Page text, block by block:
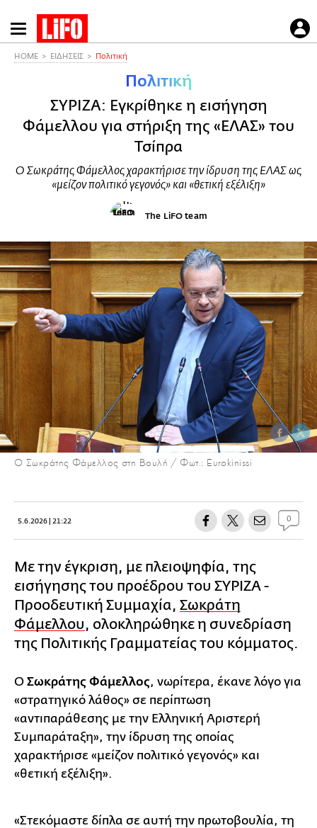
Παράκαμψη
προς
HOME ΕΙΔΗΣΕΙΣ Πολιτική
Πολιτική
ΣΥΡΙΖΑ: Εγκρίθηκε η εισήγηση
Φάμελλου για στήριξη της «ΕΛΑΣ» του
Τσίπρα
Ο Σωκράτης Φάμελλος χαρακτήρισε την ίδρυση της ΕΛΑΣ ως
«μείζον πολιτικό γεγονός» και «θετική εξέλιξη»
The LiFO team
Ο Σωκράτης Φάμελλος στη Βουλή / Φωτ.: Eurokinissi
5.6.2026 | 21:22 0
Με την έγκριση, με πλειοψηφία, της
εισήγησης του προέδρου του ΣΥΡΙΖΑ -
Προοδευτική Συμμαχία, Σωκράτη
Φάμελλου, ολοκληρώθηκε η συνεδρίαση
της Πολιτικής Γραμματείας του κόμματος.
Ο Σωκράτης Φάμελλος, νωρίτερα, έκανε λόγο για
«στρατηγικό λάθος» σε περίπτωση
«αντιπαράθεσης με την Ελληνική Αριστερή
Συμπαράταξη», την ίδρυση της οποίας
χαρακτήρισε «μείζον πολιτικό γεγονός» και
«θετική εξέλιξη».
«Στεκόμαστε δίπλα σε αυτή την πρωτοβουλία, τη